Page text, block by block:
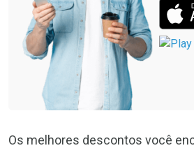
Os melhores descontos você